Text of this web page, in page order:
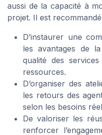
aussi de la capacité à
projet. Il est
D’instaurer une
les avantages de
qualité des
ressources.
D’organiser des
les retours des
selon les besoins
De valoriser les
renforcer